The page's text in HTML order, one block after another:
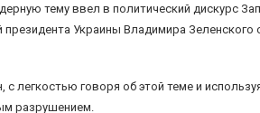
тему ввел в политический дискурс
президента Украины Владимира
с легкостью говоря об этой теме и
разрушением.